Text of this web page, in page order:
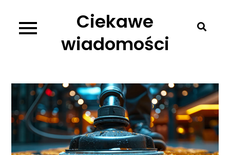
content
Ciekawe
wiadomości